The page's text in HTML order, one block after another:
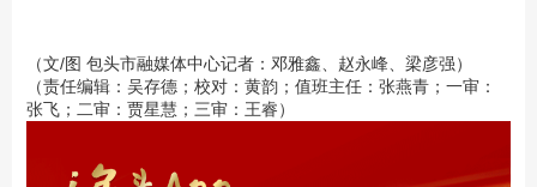
（文/图 包头市融媒体中心记者：邓雅鑫、赵永峰、梁彦强）
（责任编辑：吴存德；校对：黄韵；值班主任：张燕青；一审：
张飞；二审：贾星慧；三审：王睿）